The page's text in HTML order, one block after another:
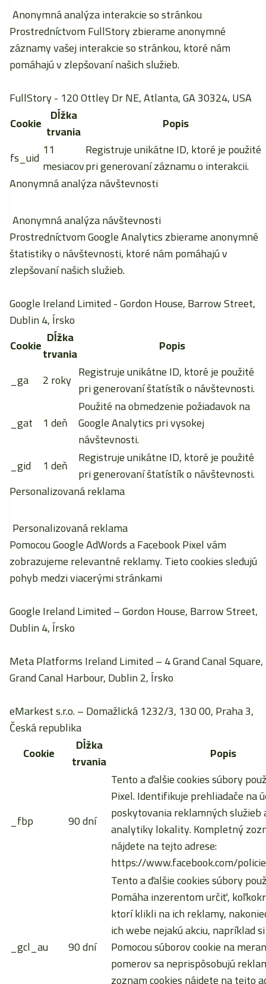
Anonymná analýza interakcie so stránkou
Prostredníctvom FullStory zbierame anonymné
záznamy vašej interakcie so stránkou, ktoré nám
pomáhajú v zlepšovaní našich služieb.
FullStory- 120 Ottley Dr NE, Atlanta, GA 30324, USA
Cookie Dĺžka
trvania
Popis
fs_uid 11
mesiacov
Registruje unikátne ID, ktoré je použité
pri generovaní záznamu o interakcii.
Anonymná analýza návštevnosti
Anonymná analýza návštevnosti
Prostredníctvom Google Analytics zbierame anonymné
štatistiky o návštevnosti, ktoré nám pomáhajú v
zlepšovaní našich služieb.
Google Ireland Limited- Gordon House, Barrow Street,
Dublin 4, Írsko
Cookie Dĺžka
trvania
Popis
_ga
2 roky Registruje unikátne ID, ktoré je použité
pri generovaní štatístík o návštevnosti.
_gat
1 deň
Použité na obmedzenie požiadavok na
Google Analytics pri vysokej
návštevnosti.
_gid
1 deň
Registruje unikátne ID, ktoré je použité
pri generovaní štatístík o návštevnosti.
Personalizovaná reklama
Personalizovaná reklama
Pomocou Google AdWords a Facebook Pixel vám
zobrazujeme relevantné reklamy. Tieto cookies sledujú
pohyb medzi viacerými stránkami
Google Ireland Limited– Gordon House, Barrow Street,
Dublin 4, Írsko
Meta Platforms Ireland Limited– 4 Grand Canal Square,
Grand Canal Harbour, Dublin 2, Írsko
eMarkest s.r.o.– Domažlická 1232/3, 130 00, Praha 3,
Česká republika
Cookie
Dĺžka
trvania
Popis
_fbp 90 dní
Tento a ďalšie cookies súbory
Pixel. Identifikuje prehliadače na
poskytovania reklamných služieb
analytiky lokality. Kompletný
nájdete na tejto adrese:
https://www.facebook.com/
_gcl_au 90 dní
Tento a ďalšie cookies súbory
Pomáha inzerentom určiť,
ktorí klikli na ich reklamy,
ich webe nejakú akciu, napríklad
Pomocou súborov cookie na
pomerov sa neprispôsobujú